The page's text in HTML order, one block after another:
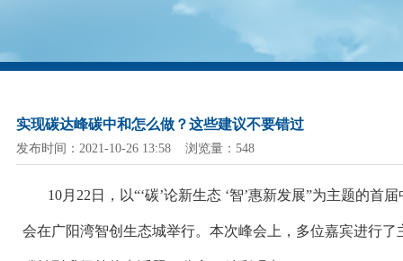
实现碳达峰碳中和怎么做？这些建议不要错过
发布时间：2021-10-26 13:58 浏览量：548
10月22日，以“‘碳’论新生态 ‘智’惠新发展”为主题的首
会在广阳湾智创生态城举行。本次峰会上，多位嘉宾进行